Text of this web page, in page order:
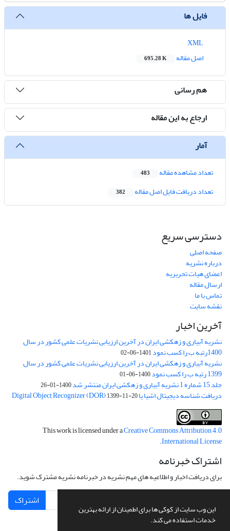
این وب سایت از کوکی ها برای اطمینان از ارائه بهترین
خدمات استفاده می کند.
فایل ها
اصل مقاله
695.28 K
هم رسانی
ارجاع به این مقاله
آمار
تعداد مشاهده مقاله 483
تعداد دریافت فایل اصل مقاله 382
دسترسی سریع
صفحه اصلی
درباره نشریه
اعضای هیات تحریریه
ارسال مقاله
تماس با ما
نقشه سایت
آخرین اخبار
نشریه آبیاری و زهکشی ایران در آخرین ارزیابی نشریات علمی کشور در سال
1400رتبه ب را کسب نمود 1401-06-02
نشریه آبیاری و زهکشی ایران در آخرین ارزیابی نشریات علمی کشور در سال
1399 رتبه ب را کسب نمود 1400-06-01
جلد 15 شماره 1 نشریه آبیاری و زهکشی ایران منتشر شد 1400-01-26
دریافت شناسه دیجیتال اشیا یا Digital Object Recognizer (DOR)1399-11-20
This work is licensed under aCreative Commons Attribution 4.0
International License
.
اشتراک خبرنامه
برای دریافت اخبار و اطلاعیه های مهم نشریه در خبرنامه نشریه مشترک شوید.
اشتراک